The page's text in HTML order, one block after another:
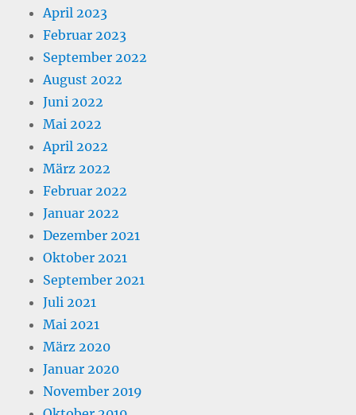
April 2023
Februar 2023
September 2022
August 2022
Juni 2022
Mai 2022
April 2022
März 2022
Februar 2022
Januar 2022
Dezember 2021
Oktober 2021
September 2021
Juli 2021
Mai 2021
März 2020
Januar 2020
November 2019